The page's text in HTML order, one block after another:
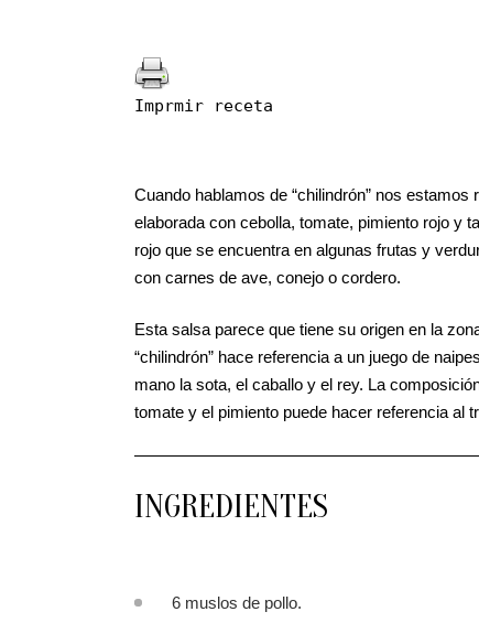
Imprmir receta
Cuando hablamos de “chilindrón” nos
elaborada con cebolla, tomate, pimiento rojo y
rojo que se encuentra en algunas frutas y
con carnes de ave, conejo o cordero.
Esta salsa parece que tiene su origen en la
“chilindrón” hace referencia a un juego de
mano la sota, el caballo y el rey. La
tomate y el pimiento puede hacer referencia al
INGREDIENTES
6 muslos de pollo.